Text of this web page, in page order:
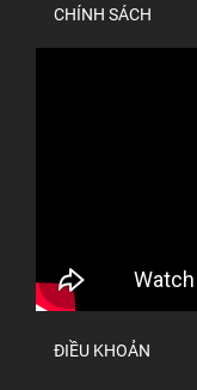
CHÍNH SÁCH
ĐIỀU KHOẢN